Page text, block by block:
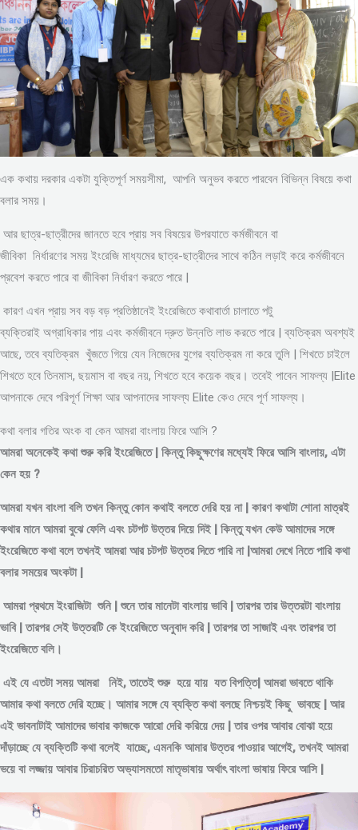
এক কথায় দরকার একটা যুক্তিপূর্ণ সময়সীমা, আপনি অনুভব করতে পারবেন বিভিন্ন বিষয়ে কথা
বলার সময়।
আর ছাত্র-ছাত্রীদের জানতে হবে প্রায় সব বিষয়ের উপরযাতে কর্মজীবনে বা
জীবিকা নির্ধারণের সময় ইংরেজি মাধ্যমের ছাত্র-ছাত্রীদের সাথে কঠিন লড়াই করে কর্মজীবনে
প্রবেশ করতে পারে বা জীবিকা নির্ধারণ করতে পারে |
কারণ এখন প্রায় সব বড় বড় প্রতিষ্ঠানেই ইংরেজিতে কথাবার্তা চালাতে পটু
ব্যক্তিরাই অগ্রাধিকার পায় এবং কর্মজীবনে দ্রুত উন্নতি লাভ করতে পারে | ব্যতিক্রম অবশ্যই
আছে, তবে ব্যতিক্রম খুঁজতে গিয়ে যেন নিজেদের যুগের ব্যতিক্রম না করে তুলি | শিখতে চাইলে
শিখতে হবে তিনমাস, ছয়মাস বা বছর নয়, শিখতে হবে কয়েক বছর। তবেই পাবেন সাফল্য |Elite
আপনাকে দেবে পরিপূর্ণ শিক্ষা আর আপনাদের সাফল্য Elite কেও দেবে পূর্ণ সাফল্য।
কথা বলার গতির অংক বা কেন আমরা বাংলায় ফিরে আসি ?
আমরা অনেকেই কথা শুরু করি ইংরেজিতে | কিন্তু কিছুক্ষণের মধ্যেই ফিরে আসি বাংলায়, এটা
কেন হয় ?
আমরা যখন বাংলা বলি তখন কিন্তু কোন কথাই বলতে দেরি হয় না | কারণ কথাটা শোনা মাত্রই
কথার মানে আমরা বুঝে ফেলি এবং চটপট উত্তর দিয়ে দিই | কিন্তু যখন কেউ আমাদের সঙ্গে
ইংরেজিতে কথা বলে তখনই আমরা আর চটপট উত্তর দিতে পারি না |আমরা দেখে নিতে পারি কথা
বলার সময়ের অংকটা |
আমরা প্রথমে ইংরাজিটা শুনি | শুনে তার মানেটা বাংলায় ভাবি | তারপর তার উত্তরটা বাংলায়
ভাবি | তারপর সেই উত্তরটি কে ইংরেজিতে অনুবাদ করি | তারপর তা সাজাই এবং তারপর তা
ইংরেজিতে বলি।
এই যে এতটা সময় আমরা নিই, তাতেই শুরু হয়ে যায় যত বিপত্তি| আমরা ভাবতে থাকি
আমার কথা বলতে দেরি হচ্ছে। আমার সঙ্গে যে ব্যক্তি কথা বলছে নিশ্চয়ই কিছু ভাবছে | আর
এই ভাবনাটাই আমাদের ভাবার কাজকে আরো দেরি করিয়ে দেয় | তার ওপর আবার বোঝা হয়ে
দাঁড়াচ্ছে যে ব্যক্তিটি কথা বলেই যাচ্ছে, এমনকি আমার উত্তর পাওয়ার আগেই, তখনই আমরা
ভয়ে বা লজ্জায় আবার চিরাচরিত অভ্যাসমতো মাতৃভাষায় অর্থাৎ বাংলা ভাষায় ফিরে আসি |